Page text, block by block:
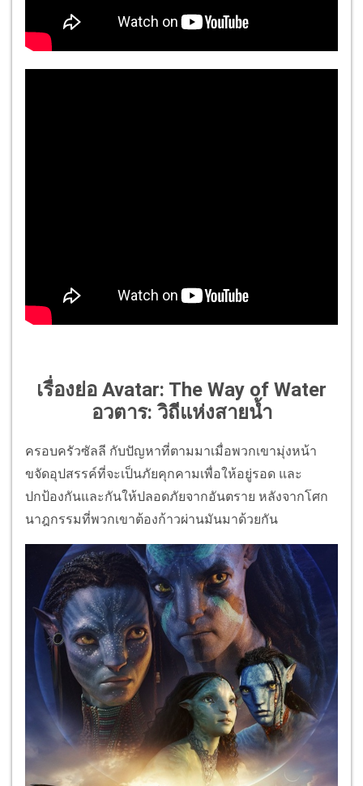
เรื่องย่อ Avatar: The Way of Water
อวตาร: วิถีแห่งสายน้ำ
ครอบครัวซัลลี กับปัญหาที่ตามมาเมื่อพวกเขามุ่งหน้า
ขจัดอุปสรรค์ที่จะเป็นภัยคุกคามเพื่อให้อยู่รอด และ
ปกป้องกันและกันให้ปลอดภัยจากอันตราย หลังจากโศก
นาฎกรรมที่พวกเขาต้องก้าวผ่านมันมาด้วยกัน